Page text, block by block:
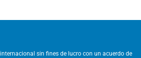
sin fines de lucro con un acuerdo de